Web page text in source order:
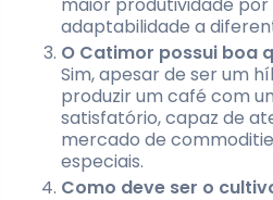
adaptabilidade a
O Catimor possui boa
Sim, apesar de ser um
produzir um café com
satisfatório, capaz de
mercado de
especiais.
Como deve ser o